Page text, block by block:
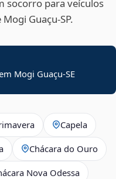
socorro para veículos
Guaçu‑SP.
Mogi Guaçu-SE
Capela
Chácara do Ouro
Nova Odessa